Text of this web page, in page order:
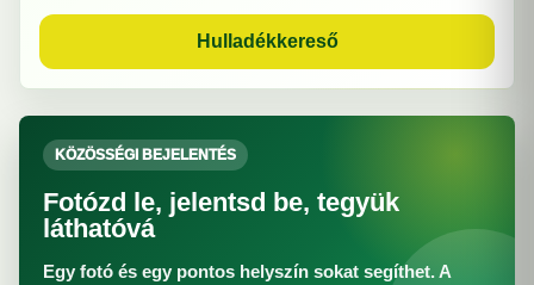
Hulladékkereső
KÖZÖSSÉGI BEJELENTÉS
Fotózd le, jelentsd be, tegyük
láthatóvá
Egy fotó és egy pontos helyszín sokat segíthet. A